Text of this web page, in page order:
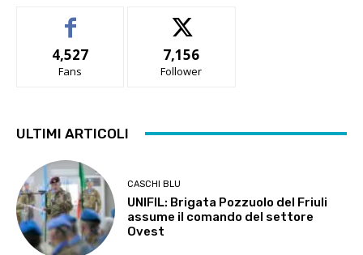
4,527
Fans
7,156
Follower
ULTIMI ARTICOLI
CASCHI BLU
UNIFIL: Brigata Pozzuolo del Friuli
assume il comando del settore
Ovest